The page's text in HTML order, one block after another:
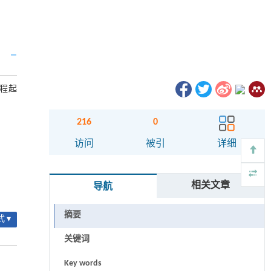
起
▾
216
访问
0
被引 详细
导航 相关文章
摘要
关键词
Key words